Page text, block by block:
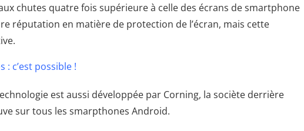
chutes quatre fois supérieure à celle des écrans de smartphone
réputation en matière de protection de l’écran, mais cette
c’est possible !
est aussi développée par Corning, la sociète derrière
sur tous les smarpthones Android.